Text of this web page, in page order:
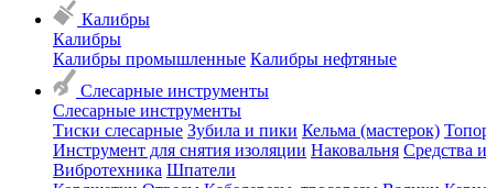
Калибры
Калибры
Калибры промышленные Калибры нефтяные
Слесарные инструменты
Слесарные инструменты
Тиски слесарные Зубила и пики Кельма (мастерок)
Инструмент для снятия изоляции Наковальня Средства
Вибротехника Шпатели